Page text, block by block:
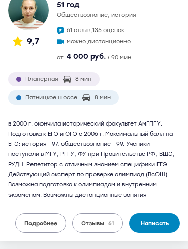
9,7
51 год
обществознание, история
61 отзыв,135 оценок
можно дистанционно
от 4 000 руб. / 90 мин.
Планерная 8 мин
Пятницкое шоссе 8 мин
в 2000 г. окончила исторический факультет АмГПГУ.
Подготовка к ЕГЭ и ОГЭ с 2006 г. Максимальный балл на
ЕГЭ: история - 97, обществознание - 99. Ученики
поступали в МГУ, РГГУ, ФУ при Правительстве РФ, ВШЭ,
РУДН. Репетитор с отличным знанием специфики ЕГЭ.
Действующий эксперт по проверке олимпиад (ВсОШ).
Возможна подготовка к олимпиадам и внутренним
экзаменам. Возможны дистанционные занятия
Подробнее Отзывы 61 Написать